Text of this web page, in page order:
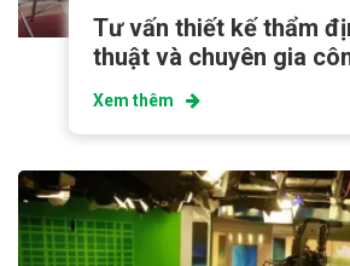
Tư vấn thiết kế thẩm
thuật và chuyên gia
Xem thêm